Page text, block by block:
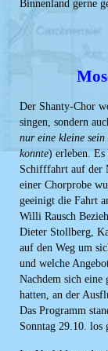
Binnenland gerne
Der Shanty-Chor
singen, sondern
nur eine kleine sein
konnte) erleben.
Schifffahrt auf der
einer Chorprobe
geeinigt die Fahrt
Willi Rausch
Dieter Stollberg,
auf den Weg um
und welche
Nachdem sich eine
hatten, an der
Das Programm
Sonntag 29.10. los